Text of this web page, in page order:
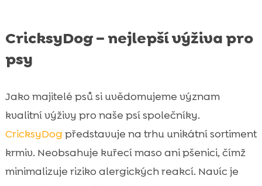
CricksyDog – nejlepší výživa pro
psy
Jako majitelé psů si uvědomujeme význam
kvalitní výživy pro naše psí společníky.
CricksyDogpředstavuje na trhu unikátní sortiment
krmiv. Neobsahuje kuřecí maso ani pšenici, čímž
minimalizuje riziko alergických reakcí. Navíc je